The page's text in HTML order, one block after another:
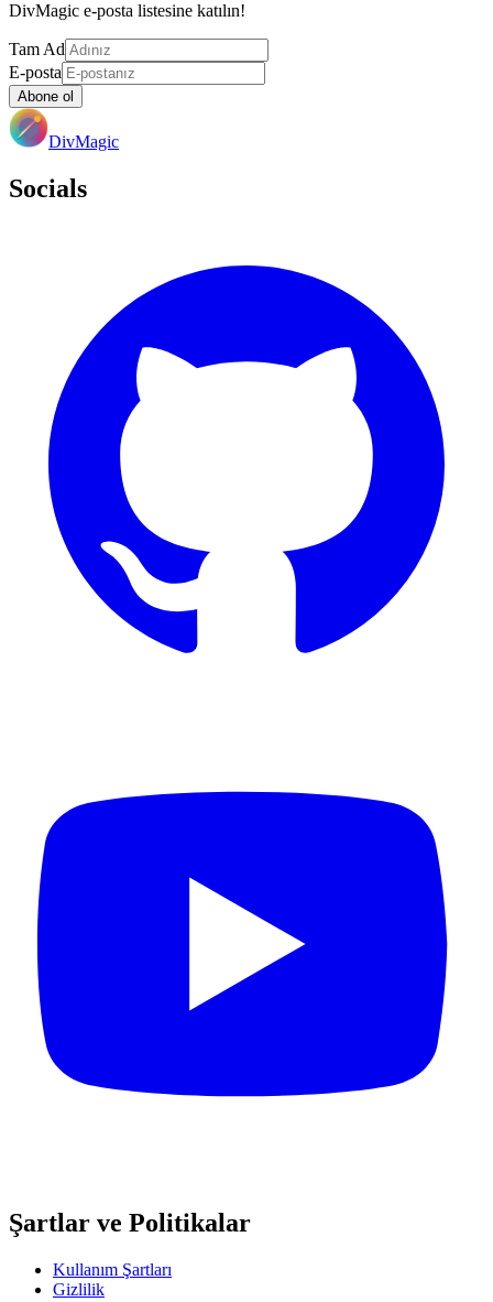
DivMagic e-posta listesine katılın!
Tam Ad
E-posta
Abone ol
DivMagic
Socials
Şartlar ve Politikalar
Kullanım Şartları
Gizlilik